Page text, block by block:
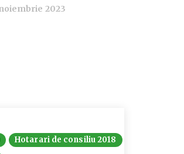
2023
Hotarari de consiliu 2018